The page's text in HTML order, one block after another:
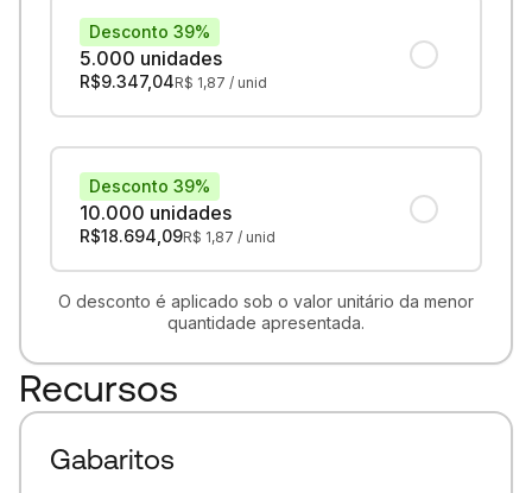
5.000 unidades
Desconto 39%
R$9.347,04R$ 1,87 / unid
10.000 unidades
Desconto 39%
R$18.694,09R$ 1,87 / unid
O desconto é aplicado sob o valor unitário da menor
quantidade apresentada.
Recursos
Gabaritos